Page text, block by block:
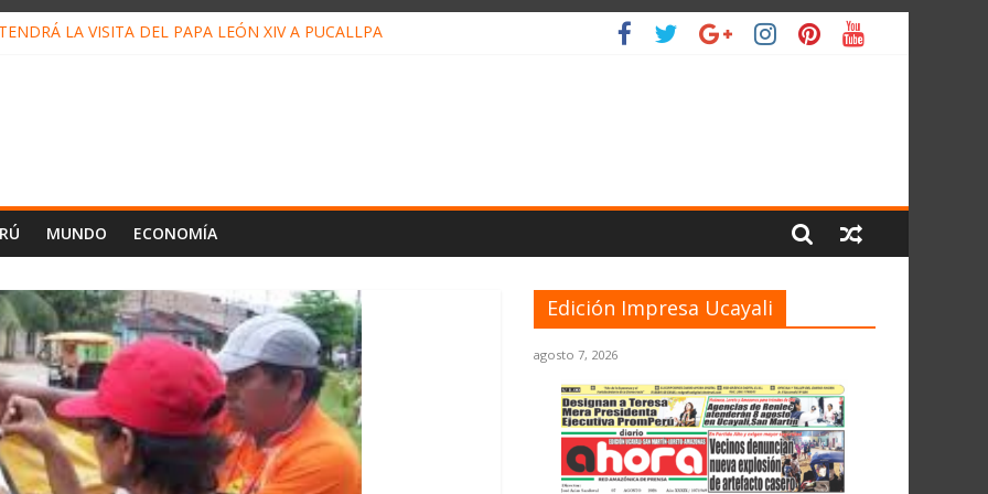
LA VISITA DEL PAPA LEÓN XIV A PUCALLPA
MUNDO ECONOMÍA
Edición Impresa Ucayali
agosto 7, 2026